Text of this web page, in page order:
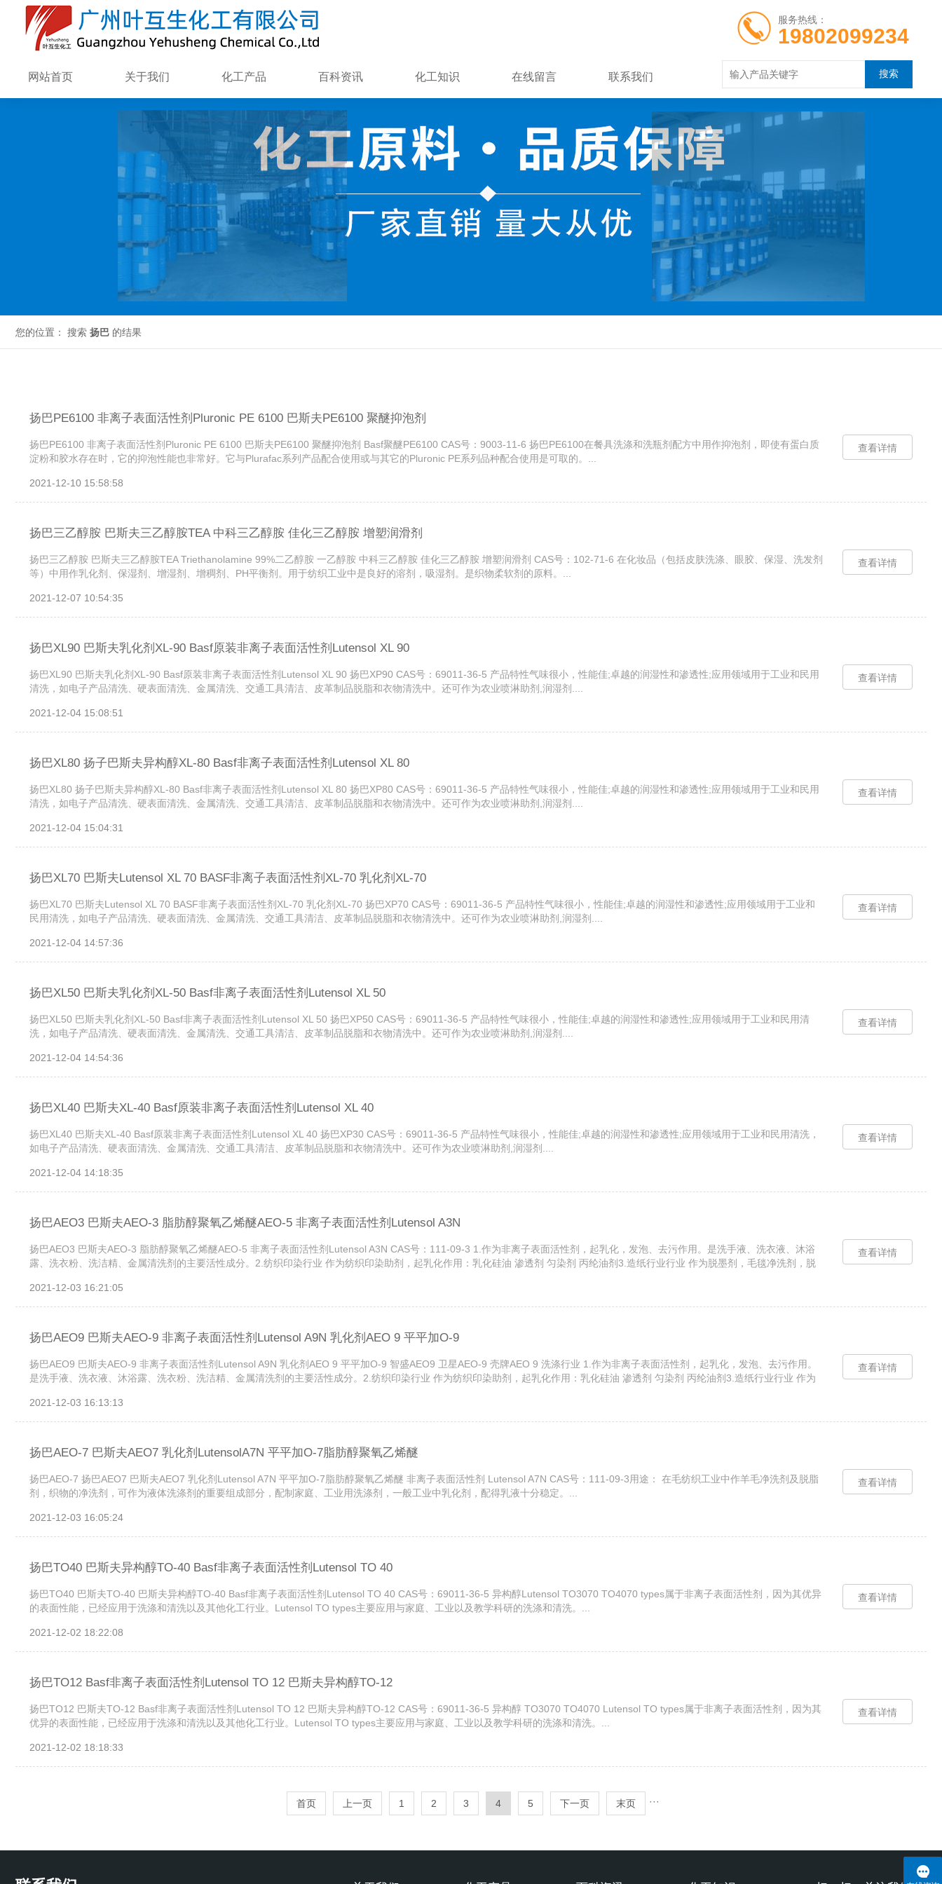
服务热线：
19802099234
网站首页 关于我们 化工产品 百科资讯 化工知识 在线留言 联系我们
您的位置： 搜索 扬巴 的结果
扬巴PE6100 非离子表面活性剂Pluronic PE 6100 巴斯夫PE6100 聚醚抑泡剂
扬巴PE6100 非离子表面活性剂Pluronic PE 6100 巴斯夫PE6100 聚醚抑泡剂 Basf聚醚PE6100 CAS号：9003-11-6 扬巴PE6100在餐具洗涤和洗瓶剂配方中用作抑泡剂，即使有蛋白质
淀粉和胶水存在时，它的抑泡性能也非常好。它与Plurafac系列产品配合使用或与其它的Pluronic PE系列品种配合使用是可取的。...
2021-12-10 15:58:58
查看详情
扬巴三乙醇胺 巴斯夫三乙醇胺TEA 中科三乙醇胺 佳化三乙醇胺 增塑润滑剂
扬巴三乙醇胺 巴斯夫三乙醇胺TEA Triethanolamine 99%二乙醇胺 一乙醇胺 中科三乙醇胺 佳化三乙醇胺 增塑润滑剂 CAS号：102-71-6 在化妆品（包括皮肤洗涤、眼胶、保湿、洗发剂
等）中用作乳化剂、保湿剂、增湿剂、增稠剂、PH平衡剂。用于纺织工业中是良好的溶剂，吸湿剂。是织物柔软剂的原料。...
2021-12-07 10:54:35
查看详情
扬巴XL90 巴斯夫乳化剂XL-90 Basf原装非离子表面活性剂Lutensol XL 90
扬巴XL90 巴斯夫乳化剂XL-90 Basf原装非离子表面活性剂Lutensol XL 90 扬巴XP90 CAS号：69011-36-5 产品特性气味很小，性能佳;卓越的润湿性和渗透性;应用领域用于工业和民用
清洗，如电子产品清洗、硬表面清洗、金属清洗、交通工具清洁、皮革制品脱脂和衣物清洗中。还可作为农业喷淋助剂,润湿剂....
2021-12-04 15:08:51
查看详情
扬巴XL80 扬子巴斯夫异构醇XL-80 Basf非离子表面活性剂Lutensol XL 80
扬巴XL80 扬子巴斯夫异构醇XL-80 Basf非离子表面活性剂Lutensol XL 80 扬巴XP80 CAS号：69011-36-5 产品特性气味很小，性能佳;卓越的润湿性和渗透性;应用领域用于工业和民用
清洗，如电子产品清洗、硬表面清洗、金属清洗、交通工具清洁、皮革制品脱脂和衣物清洗中。还可作为农业喷淋助剂,润湿剂....
2021-12-04 15:04:31
查看详情
扬巴XL70 巴斯夫Lutensol XL 70 BASF非离子表面活性剂XL-70 乳化剂XL-70
扬巴XL70 巴斯夫Lutensol XL 70 BASF非离子表面活性剂XL-70 乳化剂XL-70 扬巴XP70 CAS号：69011-36-5 产品特性气味很小，性能佳;卓越的润湿性和渗透性;应用领域用于工业和
民用清洗，如电子产品清洗、硬表面清洗、金属清洗、交通工具清洁、皮革制品脱脂和衣物清洗中。还可作为农业喷淋助剂,润湿剂....
2021-12-04 14:57:36
查看详情
扬巴XL50 巴斯夫乳化剂XL-50 Basf非离子表面活性剂Lutensol XL 50
扬巴XL50 巴斯夫乳化剂XL-50 Basf非离子表面活性剂Lutensol XL 50 扬巴XP50 CAS号：69011-36-5 产品特性气味很小，性能佳;卓越的润湿性和渗透性;应用领域用于工业和民用清
洗，如电子产品清洗、硬表面清洗、金属清洗、交通工具清洁、皮革制品脱脂和衣物清洗中。还可作为农业喷淋助剂,润湿剂....
2021-12-04 14:54:36
查看详情
扬巴XL40 巴斯夫XL-40 Basf原装非离子表面活性剂Lutensol XL 40
扬巴XL40 巴斯夫XL-40 Basf原装非离子表面活性剂Lutensol XL 40 扬巴XP30 CAS号：69011-36-5 产品特性气味很小，性能佳;卓越的润湿性和渗透性;应用领域用于工业和民用清洗，
如电子产品清洗、硬表面清洗、金属清洗、交通工具清洁、皮革制品脱脂和衣物清洗中。还可作为农业喷淋助剂,润湿剂....
2021-12-04 14:18:35
查看详情
扬巴AEO3 巴斯夫AEO-3 脂肪醇聚氧乙烯醚AEO-5 非离子表面活性剂Lutensol A3N
扬巴AEO3 巴斯夫AEO-3 脂肪醇聚氧乙烯醚AEO-5 非离子表面活性剂Lutensol A3N CAS号：111-09-3 1.作为非离子表面活性剂，起乳化，发泡、去污作用。是洗手液、洗衣液、沐浴
露、洗衣粉、洗洁精、金属清洗剂的主要活性成分。2.纺织印染行业 作为纺织印染助剂，起乳化作用：乳化硅油 渗透剂 匀染剂 丙纶油剂3.造纸行业行业 作为脱墨剂，毛毯净洗剂，脱
2021-12-03 16:21:05
查看详情
扬巴AEO9 巴斯夫AEO-9 非离子表面活性剂Lutensol A9N 乳化剂AEO 9 平平加O-9
扬巴AEO9 巴斯夫AEO-9 非离子表面活性剂Lutensol A9N 乳化剂AEO 9 平平加O-9 智盛AEO9 卫星AEO-9 壳牌AEO 9 洗涤行业 1.作为非离子表面活性剂，起乳化，发泡、去污作用。
是洗手液、洗衣液、沐浴露、洗衣粉、洗洁精、金属清洗剂的主要活性成分。2.纺织印染行业 作为纺织印染助剂，起乳化作用：乳化硅油 渗透剂 匀染剂 丙纶油剂3.造纸行业行业 作为
2021-12-03 16:13:13
查看详情
扬巴AEO-7 巴斯夫AEO7 乳化剂LutensolA7N 平平加O-7脂肪醇聚氧乙烯醚
扬巴AEO-7 扬巴AEO7 巴斯夫AEO7 乳化剂Lutensol A7N 平平加O-7脂肪醇聚氧乙烯醚 非离子表面活性剂 Lutensol A7N CAS号：111-09-3用途： 在毛纺织工业中作羊毛净洗剂及脱脂
剂，织物的净洗剂，可作为液体洗涤剂的重要组成部分，配制家庭、工业用洗涤剂，一般工业中乳化剂，配得乳液十分稳定。...
2021-12-03 16:05:24
查看详情
扬巴TO40 巴斯夫异构醇TO-40 Basf非离子表面活性剂Lutensol TO 40
扬巴TO40 巴斯夫TO-40 巴斯夫异构醇TO-40 Basf非离子表面活性剂Lutensol TO 40 CAS号：69011-36-5 异构醇Lutensol TO3070 TO4070 types属于非离子表面活性剂，因为其优异
的表面性能，已经应用于洗涤和清洗以及其他化工行业。Lutensol TO types主要应用与家庭、工业以及教学科研的洗涤和清洗。...
2021-12-02 18:22:08
查看详情
扬巴TO12 Basf非离子表面活性剂Lutensol TO 12 巴斯夫异构醇TO-12
扬巴TO12 巴斯夫TO-12 Basf非离子表面活性剂Lutensol TO 12 巴斯夫异构醇TO-12 CAS号：69011-36-5 异构醇 TO3070 TO4070 Lutensol TO types属于非离子表面活性剂，因为其
优异的表面性能，已经应用于洗涤和清洗以及其他化工行业。Lutensol TO types主要应用与家庭、工业以及教学科研的洗涤和清洗。...
2021-12-02 18:18:33
查看详情
首页 上一页 ···
1 2 3 4 5 下一页 末页